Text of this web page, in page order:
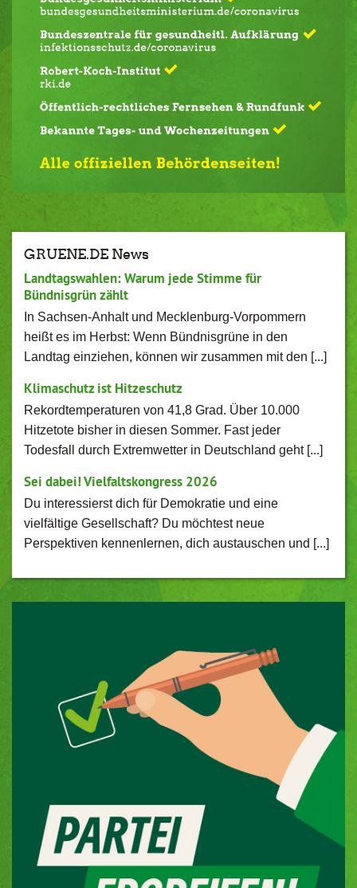
GRUENE.DE News
Landtagswahlen: Warum jede Stimme für
Bündnisgrün zählt
In Sachsen-Anhalt und Mecklenburg-Vorpommern
heißt es im Herbst: Wenn Bündnisgrüne in den
Landtag einziehen, können wir zusammen mit den [...]
Klimaschutz ist Hitzeschutz
Rekordtemperaturen von 41,8 Grad. Über 10.000
Hitzetote bisher in diesen Sommer. Fast jeder
Todesfall durch Extremwetter in Deutschland geht [...]
Sei dabei! Vielfaltskongress 2026
Du interessierst dich für Demokratie und eine
vielfältige Gesellschaft? Du möchtest neue
Perspektiven kennenlernen, dich austauschen und [...]